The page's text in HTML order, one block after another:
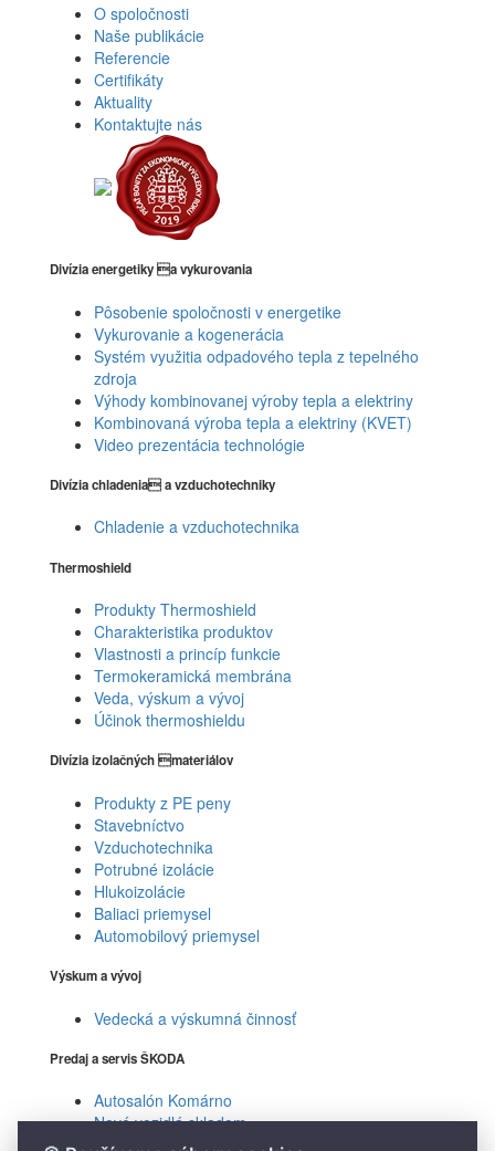
O spoločnosti
Naše publikácie
Referencie
Certifikáty
Aktuality
Kontaktujte nás
Divízia energetiky a vykurovania
Pôsobenie spoločnosti v energetike
Vykurovanie a kogenerácia
Systém využitia odpadového tepla z tepelného
zdroja
Výhody kombinovanej výroby tepla a elektriny
Kombinovaná výroba tepla a elektriny (KVET)
Video prezentácia technológie
Divízia chladenia a vzduchotechniky
Chladenie a vzduchotechnika
Thermoshield
Produkty Thermoshield
Charakteristika produktov
Vlastnosti a princíp funkcie
Termokeramická membrána
Veda, výskum a vývoj
Účinok thermoshieldu
Divízia izolačných materiálov
Produkty z PE peny
Stavebníctvo
Vzduchotechnika
Potrubné izolácie
Hlukoizolácie
Baliaci priemysel
Automobilový priemysel
Výskum a vývoj
Vedecká a výskumná činnosť
Predaj a servis ŠKODA
Autosalón Komárno
Nové vozidlá skladom